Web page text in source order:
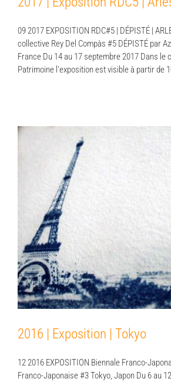
09 2017 EXPOSITION RDC#5 | DÉPISTÉ |
collective Rey Del Compàs #5 DÉPISTÉ par
France Du 14 au 17 septembre 2017 Dans le
Patrimoine l'exposition est visible à partir de
2016 | Exposition |
2016 | Exposition | Tokyo
12 2016 EXPOSITION Biennale Franco-
Franco-Japonaise #3 Tokyo, Japon Du 6 au